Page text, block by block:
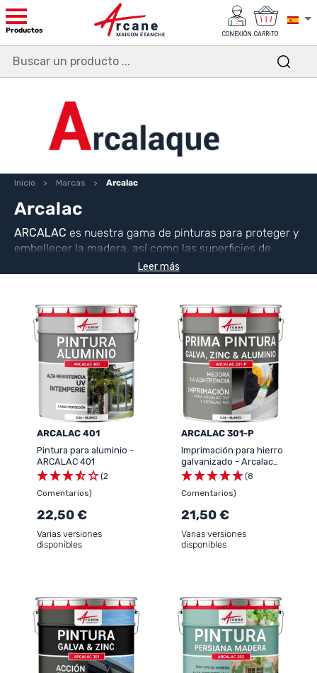
Productos CONEXIÓN CARRITO
Inicio Marcas Arcalac
Arcalac
ARCALAC es nuestra gama de pinturas para proteger y
embellecer la madera, así como las superficies de
hierro, metal, galvanizado y aluminio. Ofrece un
Leer más
ARCALAC 401
Pintura para aluminio -
ARCALAC 401
(2
Comentarios)
22,50 €
Varias versiones
disponibles
ARCALAC 301-P
Imprimación para hierro
galvanizado - Arcalac
301-P
(8
Comentarios)
21,50 €
Varias versiones
disponibles